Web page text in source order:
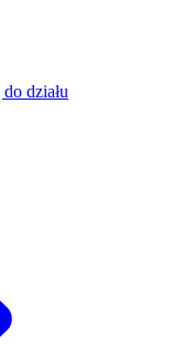
działu